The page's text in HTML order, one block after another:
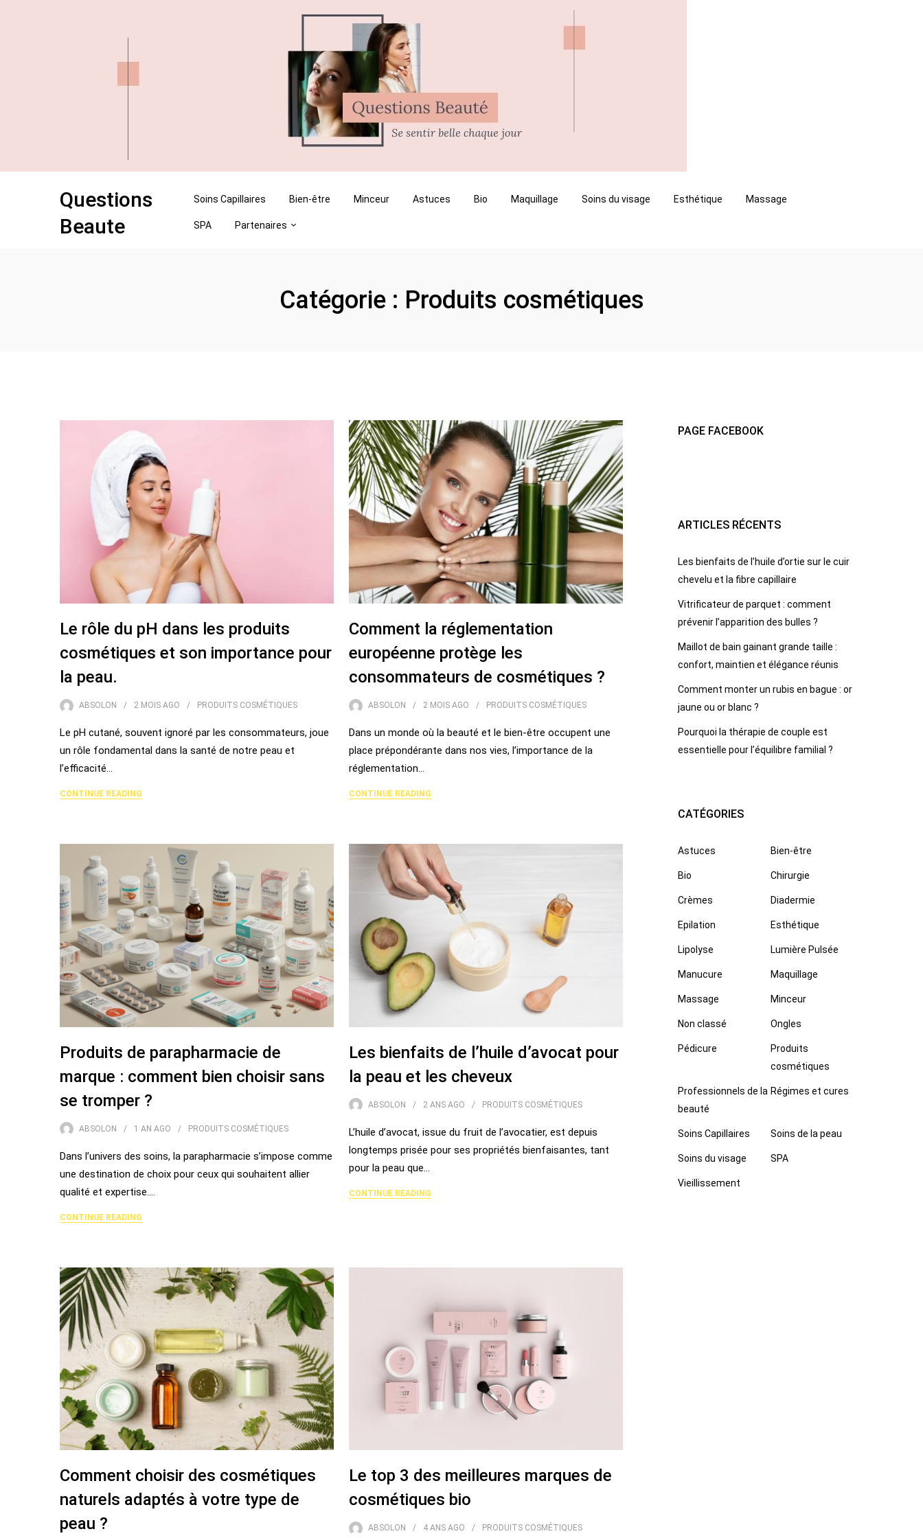
Questions
Beaute
Soins Capillaires Bien-être Minceur Astuces Bio Maquillage Soins du visage Esthétique Massage
SPA Partenaires
Catégorie : Produits cosmétiques
Le rôle du pH dans les produits
cosmétiques et son importance pour
la peau.
ABSOLON 2 MOIS AGO PRODUITS COSMÉTIQUES
Le pH cutané, souvent ignoré par les consommateurs, joue
un rôle fondamental dans la santé de notre peau et
l’efficacité…
CONTINUE READING
Comment la réglementation
européenne protège les
consommateurs de cosmétiques ?
ABSOLON 2 MOISAGO PRODUITS COSMÉTIQUES
Dans un monde où la beauté et le bien-être occupent une
place prépondérante dans nos vies, l’importance de la
réglementation…
CONTINUE READING
Produits de parapharmacie de
marque : comment bien choisir sans
se tromper ?
ABSOLON 1 AN AGO PRODUITS COSMÉTIQUES
Dans l’univers des soins, la parapharmacie s’impose comme
une destination de choix pour ceux qui souhaitent allier
qualité et expertise.…
CONTINUE READING
Les bienfaits de l’huile d’avocat pour
la peau et les cheveux
ABSOLON 2 ANSAGO PRODUITS COSMÉTIQUES
L’huile d’avocat, issue du fruit de l’avocatier, est depuis
longtemps prisée pour ses propriétés bienfaisantes, tant
pour la peau que…
CONTINUE READING
Comment choisir des cosmétiques
naturels adaptés à votre type de
peau ?
Le top 3 des meilleures marques de
cosmétiques bio
ABSOLON 4 ANSAGO PRODUITS COSMÉTIQUES
PAGE FACEBOOK
ARTICLES RÉCENTS
Les bienfaits de l’huile d’ortie sur le cuir
chevelu et la fibre capillaire
Vitrificateur de parquet : comment
prévenir l’apparition des bulles ?
Maillot de bain gainant grande taille :
confort, maintien et élégance réunis
Comment monter un rubis en bague : or
jaune ou or blanc ?
Pourquoi la thérapie de couple est
essentielle pour l’équilibre familial ?
CATÉGORIES
Astuces Bien-être
Bio Chirurgie
Crèmes Diadermie
Epilation Esthétique
Lipolyse Lumière Pulsée
Manucure Maquillage
Massage Minceur
Non classé Ongles
Pédicure
Produits
cosmétiques
Professionnels de la
beauté
Régimes et cures
Soins Capillaires Soins de la peau
Soins du visage SPA
Vieillissement